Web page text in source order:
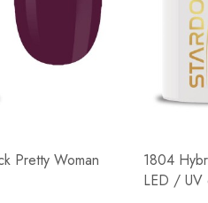
Pretty Woman
1804
LED / UV